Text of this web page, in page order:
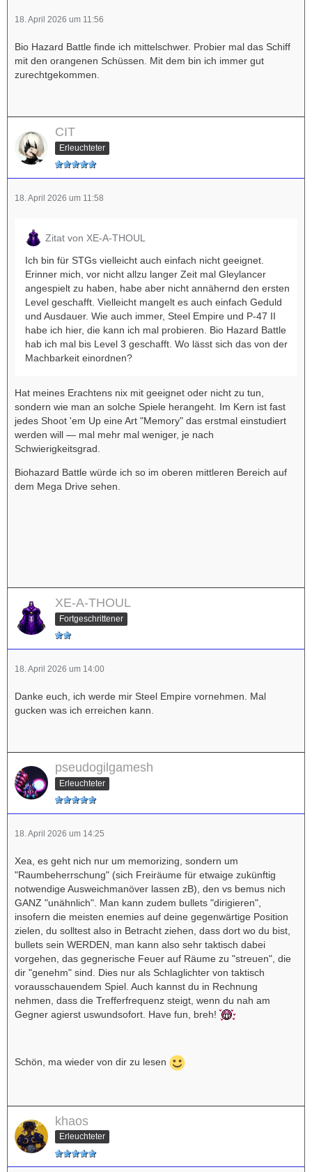
18. April 2026 um 11:56
Bio Hazard Battle finde ich mittelschwer. Probier mal das Schiff
mit den orangenen Schüssen. Mit dem bin ich immer gut
zurechtgekommen.
CIT
Erleuchteter
18. April 2026 um 11:58
Zitat von XE-A-THOUL
Ich bin für STGs vielleicht auch einfach nicht geeignet.
Erinner mich, vor nicht allzu langer Zeit mal Gleylancer
angespielt zu haben, habe aber nicht annähernd den ersten
Level geschafft. Vielleicht mangelt es auch einfach Geduld
und Ausdauer. Wie auch immer, Steel Empire und P-47 II
habe ich hier, die kann ich mal probieren. Bio Hazard Battle
hab ich mal bis Level 3 geschafft. Wo lässt sich das von der
Machbarkeit einordnen?
Hat meines Erachtens nix mit geeignet oder nicht zu tun,
sondern wie man an solche Spiele herangeht. Im Kern ist fast
jedes Shoot 'em Up eine Art "Memory" das erstmal einstudiert
werden will — mal mehr mal weniger, je nach
Schwierigkeitsgrad.
Biohazard Battle würde ich so im oberen mittleren Bereich auf
dem Mega Drive sehen.
XE-A-THOUL
Fortgeschrittener
18. April 2026 um 14:00
Danke euch, ich werde mir Steel Empire vornehmen. Mal
gucken was ich erreichen kann.
pseudogilgamesh
Erleuchteter
18. April 2026 um 14:25
Xea, es geht nich nur um memorizing, sondern um
"Raumbeherrschung" (sich Freiräume für etwaige zukünftig
notwendige Ausweichmanöver lassen zB), den vs bemus nich
GANZ "unähnlich". Man kann zudem bullets "dirigieren",
insofern die meisten enemies auf deine gegenwärtige Position
zielen, du solltest also in Betracht ziehen, dass dort wo du bist,
bullets sein WERDEN, man kann also sehr taktisch dabei
vorgehen, das gegnerische Feuer auf Räume zu "streuen", die
dir "genehm" sind. Dies nur als Schlaglichter von taktisch
vorausschauendem Spiel. Auch kannst du in Rechnung
nehmen, dass die Trefferfrequenz steigt, wenn du nah am
Gegner agierst uswundsofort. Have fun, breh!
Schön, ma wieder von dir zu lesen
khaos
Erleuchteter